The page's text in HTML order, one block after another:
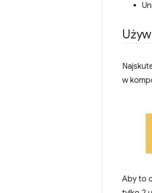
w
Aby to